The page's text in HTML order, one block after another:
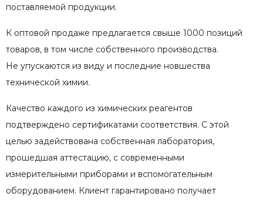
поставляемой продукции.
К оптовой продаже предлагается свыше 1000 позиций
товаров, в том числе собственного производства.
Не упускаются из виду и последние новшества
технической химии.
Качество каждого из химических реагентов
подтверждено сертификатами соответствия. С этой
целью задействована собственная лаборатория,
прошедшая аттестацию, с современными
измерительными приборами и вспомогательным
оборудованием. Клиент гарантировано получает